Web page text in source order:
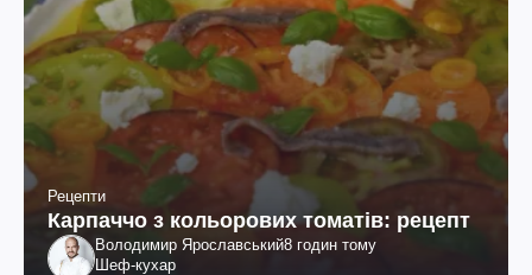
Рецепти
Карпаччо з кольорових томатів: рецепт
Володимир Ярославський8 годин тому
Шеф-кухар